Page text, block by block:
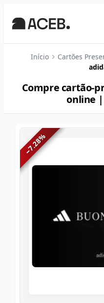
Início Cartões
Compre cartão-
online |
−
7.28
%